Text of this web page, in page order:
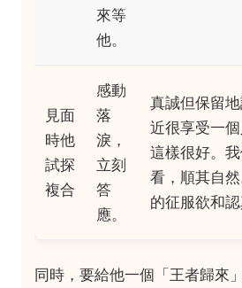
來等
他。
見面
時他
試探
複合
感動
落
淚，
立刻
答
應。
真誠但保留
近很享受一
這樣很好。
看，順其自
的征服欲和認
同時，要給他一個「王者歸來